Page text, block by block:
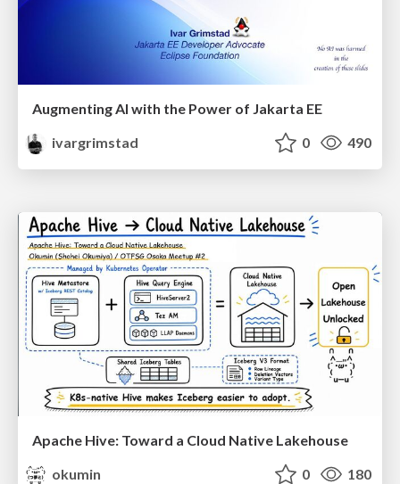
Augmenting AI with the Power of Jakarta EE
ivargrimstad
0 490
Apache Hive: Toward a Cloud Native Lakehouse
okumin
0 180